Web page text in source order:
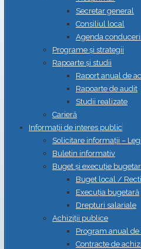
Secretar general
Consiliul local
Agenda conducerii
Programe și strategii
Rapoarte și studii
Raport anual de
Rapoarte de audit
Studii realizate
Carieră
Informații de interes public
Solicitare informații –
Buletin informativ
Buget și execuție
Buget local /
Execuția bugetară
Drepturi salariale
Achiziții publice
Program anual de
Contracte de